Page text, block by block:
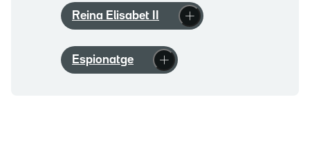
Reina Elisabet II
Espionatge